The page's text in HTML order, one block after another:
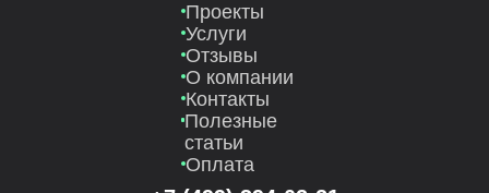
Проекты
Услуги
Отзывы
О компании
Контакты
Полезные
статьи
Оплата